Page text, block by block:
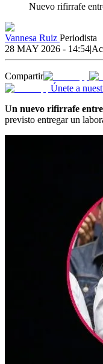
Nuevo rifirrafe
Vannesa Ruiz Periodista
28 MAY 2026 - 14:54|
Compartir
Únete a
Un nuevo rifirrafe entre
previsto entregar un